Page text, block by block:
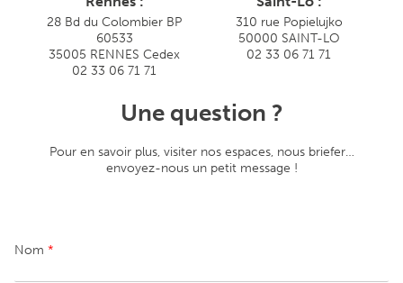
28 Bd du Colombier BP
60533
35005 RENNES Cedex
02 33 06 71 71
310 rue Popielujko
50000 SAINT-LO
02 33 06 71 71
Une question ?
Pour en savoir plus, visiter nos espaces, nous briefer…
envoyez-nous un petit message !
Nom *